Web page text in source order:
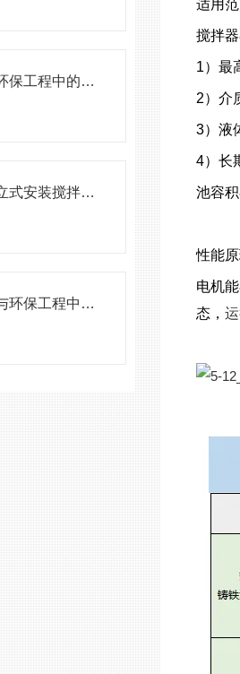
剩余污泥回流泵在环保工程中的应用前景
适用于各种行业的立式安装搅拌机选型指南
潜水回流泵在化工与环保工程中的关键作用
适用
搅拌
1）最
2）介
3）液
4）长
池容
性能
电机
态，